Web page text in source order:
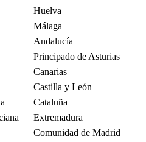
Huelva
Málaga
Andalucía
Principado de Asturias
Canarias
Castilla y León
Cataluña
Extremadura
Comunidad de Madrid